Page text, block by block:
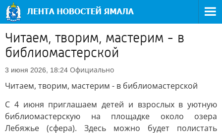
Читаем, творим, мастерим - в
библиомастерской
3 июня 2026, 18:24 Официально
Читаем, творим, мастерим - в библиомастерской
С 4 июня приглашаем детей и взрослых в уютную
библиомастерскую на площадке около озера
Лебяжье (сфера). Здесь можно будет полистать